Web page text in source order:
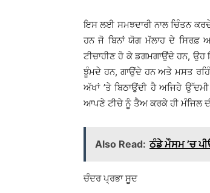
ਇਸ ਲਈ ਸਮਝਦਾਰੀ ਨਾਲ ਚਿੰਤਨ
ਹਨ ਜੋ ਬਿਨਾਂ ਯੋਗ ਮੱਲਾਹ ਦੇ ਸਿਰਫ਼
ਟੀਚਾਹੀਣ ਹੋ ਕੇ ਡਗਮਗਾਉਂਦੇ ਹਨ, ਉਹ
ਝੂੰਮਦੇ ਹਨ, ਗਾਉਂਦੇ ਹਨ ਅਤੇ ਮਸਤ
ਅੱਖਾਂ ’ਤੇ ਬਿਠਾਉਂਦੀ ਹੈ ਅਜਿਹੇ
ਆਪਣੇ ਟੀਚੇ ਨੂੰ ਤੈਅ ਕਰਕੇ ਹੀ ਮੰਜਿਲ
Also Read: ਠੰਡੇ ਮੌਸਮ ’ਚ
ਚੰਦਰ ਪ੍ਰਭਾ ਸੂਦ